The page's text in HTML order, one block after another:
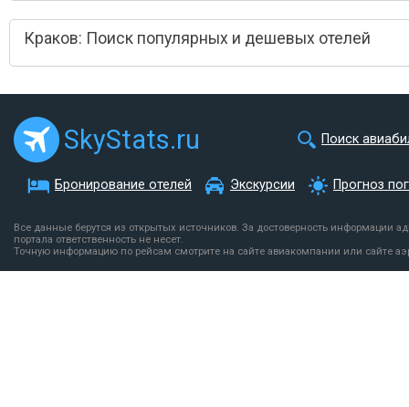
Краков: Поиск популярных и дешевых отелей
SkyStats.ru Поиск
Бронирование отелей Экскурсии Прогноз
Все данные берутся из открытых источников. За достоверность информации
портала ответственность не несет.
Точную информацию по рейсам смотрите на сайте авиакомпании или сайте